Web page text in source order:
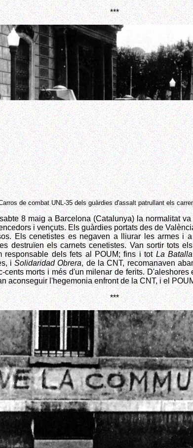
***
de combat UNL-35 dels guàrdies d'assalt patrullant els
8 maig a Barcelona (Catalunya) la normalitat
i vençuts. Els guàrdies portats des de
Els cenetistes es negaven a lliurar les armes i
destruïen els carnets cenetistes. Van sortir tots
responsable dels fets al POUM; fins i tot La Batalla
iSolidaridad Obrera, de la CNT, recomanaven
cents morts i més d'un milenar de ferits.
aconseguir l'hegemonia enfront de la CNT, i el
***